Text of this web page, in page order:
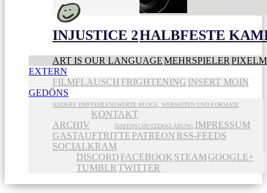
INJUSTICE 2HALBFESTE
ART IS OUR LANGUAGEMEHRSPIELER
EXTERN
FILMFLAUSCH FRIGHTENING INSERT MOIN
GEDÖNS
ANDERE EMPFEHLENSWERTE BLOGS, WEBSEITEN UND FORMATE
ARCHIV
KONTAKT
DATENSCHUTZERKLÄRUNG IMPRESSUM
GASTAUFTRITTE PATREON RSS-FEEDS
SOCIALKRAM
DISCORD FACEBOOK STEAMGOOGLE+
TUMBLR TWITTER